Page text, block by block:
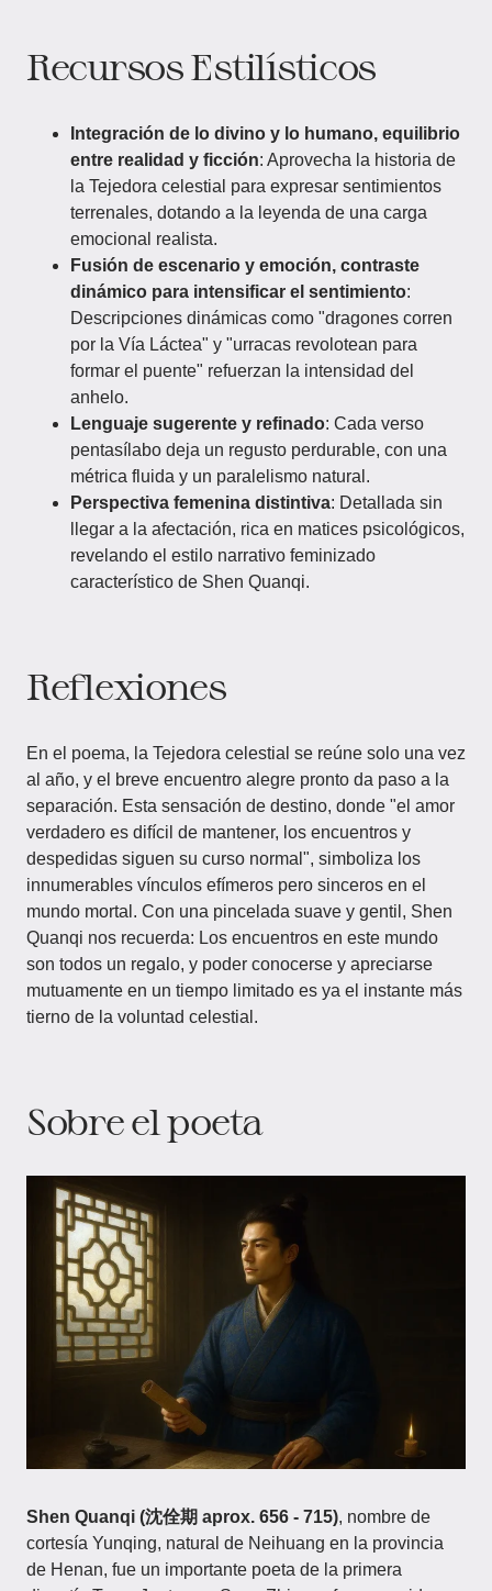
Recursos Estilísticos
Integración de lo divino y lo humano, equilibrio
entre realidad y ficción: Aprovecha la historia de
la Tejedora celestial para expresar sentimientos
terrenales, dotando a la leyenda de una carga
emocional realista.
Fusión de escenario y emoción, contraste
dinámico para intensificar el sentimiento:
Descripciones dinámicas como "dragones corren
por la Vía Láctea" y "urracas revolotean para
formar el puente" refuerzan la intensidad del
anhelo.
Lenguaje sugerente y refinado: Cada verso
pentasílabo deja un regusto perdurable, con una
métrica fluida y un paralelismo natural.
Perspectiva femenina distintiva: Detallada sin
llegar a la afectación, rica en matices psicológicos,
revelando el estilo narrativo feminizado
característico de Shen Quanqi.
Reflexiones
En el poema, la Tejedora celestial se reúne solo una vez
al año, y el breve encuentro alegre pronto da paso a la
separación. Esta sensación de destino, donde "el amor
verdadero es difícil de mantener, los encuentros y
despedidas siguen su curso normal", simboliza los
innumerables vínculos efímeros pero sinceros en el
mundo mortal. Con una pincelada suave y gentil, Shen
Quanqi nos recuerda: Los encuentros en este mundo
son todos un regalo, y poder conocerse y apreciarse
mutuamente en un tiempo limitado es ya el instante más
tierno de la voluntad celestial.
Sobre el poeta​
Shen Quanqi (沈佺期 aprox. 656 - 715), nombre de
cortesía Yunqing, natural de Neihuang en la provincia
de Henan, fue un importante poeta de la primera